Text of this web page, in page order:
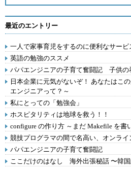
最近のエントリー
一人で家事育児をするのに便利なサービ
英語の勉強のススメ
パパエンジニアの子育て奮闘記 子供の
日本企業に元気がないぞ！ あなたはこ
エンジニアって？～
私にとっての「勉強会」
ホスピタリティは地球を救う！！
configure の作り方 ～まだ Makefile を書
競技プログラマの間で名高い、オンライ
パパエンジニアの子育て奮闘記
ここだけのはなし 海外出張秘話 〜韓